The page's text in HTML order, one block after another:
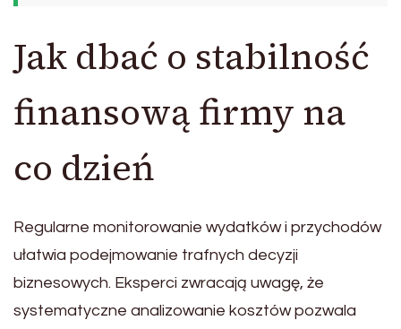
Jak dbać o stabilność
finansową firmy na
co dzień
Regularne monitorowanie wydatków i przychodów
ułatwia podejmowanie trafnych decyzji
biznesowych. Eksperci zwracają uwagę, że
systematyczne analizowanie kosztów pozwala